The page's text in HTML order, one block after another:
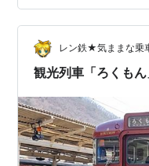
くじ 観光列車「ろく
のもといちのつわもの
た「ろくもん」のボデ
車】 【１号車】 食事
レン鉄★気ままな乗
観光列車「ろくも